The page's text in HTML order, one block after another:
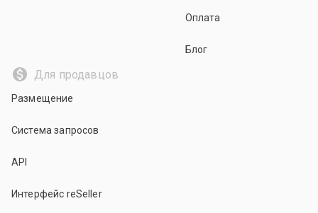
Оплата
Блог
Для продавцов
Размещение
Система запросов
API
Интерфейс reSeller